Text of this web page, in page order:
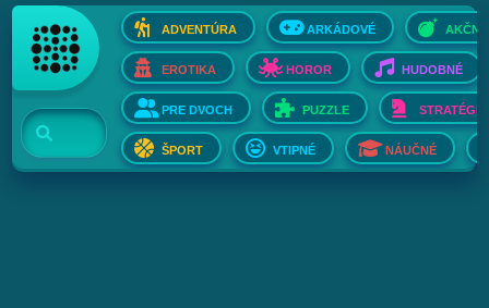
ADVENTÚRA ARKÁDOVÉ AKČNÉ
EROTIKA HOROR HUDOBNÉ
PRE DVOCH PUZZLE STRATÉGIE
ŠPORT VTIPNÉ NÁUČNÉ